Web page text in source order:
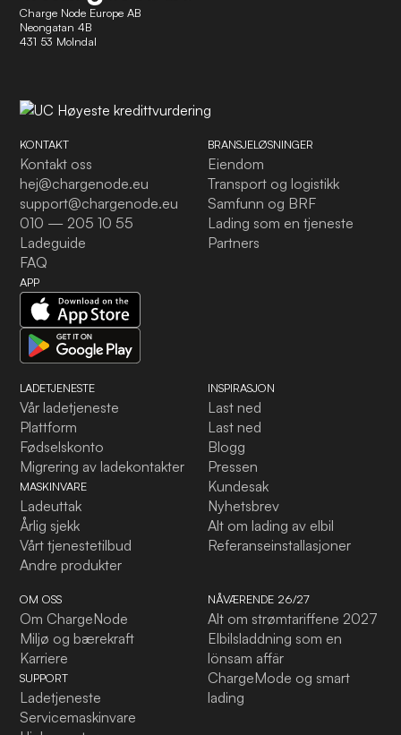
Charge Node Europe AB
Neongatan 4B
431 53 Molndal
KONTAKT
Kontakt oss
hej@chargenode.eu
support@chargenode.eu
010 — 205 10 55
Ladeguide
FAQ
APP
BRANSJELØSNINGER
Eiendom
Transport og logistikk
Samfunn og BRF
Lading som en tjeneste
Partners
LADETJENESTE
Vår ladetjeneste
Plattform
Fødselskonto
Migrering av ladekontakter
MASKINVARE
Ladeuttak
Årlig sjekk
Vårt tjenestetilbud
Andre produkter
INSPIRASJON
Last ned
Last ned
Blogg
Pressen
Kundesak
Nyhetsbrev
Alt om lading av elbil
Referanseinstallasjoner
OM OSS
Om ChargeNode
Miljø og bærekraft
Karriere
SUPPORT
Ladetjeneste
Servicemaskinvare
NÅVÆRENDE 26/27
Alt om strømtariffene 2027
Elbilsladdning som en
lönsam affär
ChargeMode og smart
lading